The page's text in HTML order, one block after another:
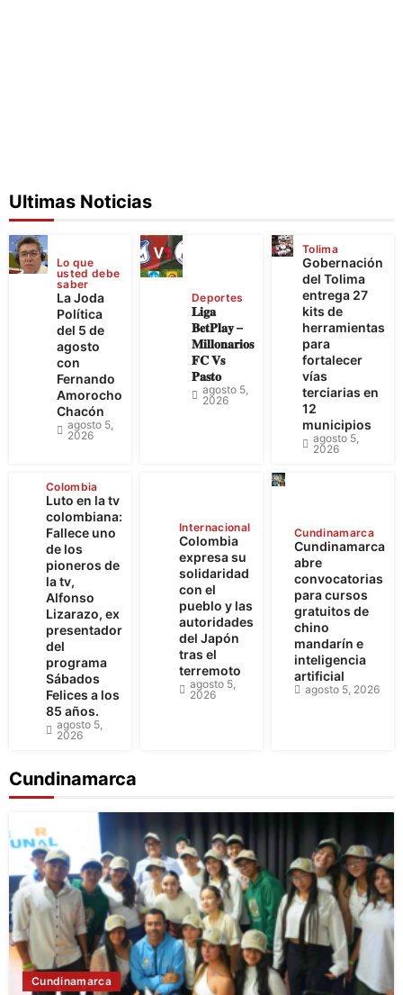
Ultimas Noticias
Lo que
usted debe
saber
La Joda
Política
del 5 de
agosto
con
Fernando
Amorocho
Chacón
agosto 5,
2026
Deportes
𝐋𝐢𝐠𝐚
𝐁𝐞𝐭𝐏𝐥𝐚𝐲 –
𝐌𝐢𝐥𝐥𝐨𝐧𝐚𝐫𝐢𝐨𝐬
𝐅𝐂 𝐕𝐬
𝐏𝐚𝐬𝐭𝐨
agosto 5,
2026
Tolima
Gobernación
del Tolima
entrega 27
kits de
herramientas
para
fortalecer
vías
terciarias en
12
municipios
agosto 5,
2026
Colombia
Luto en la tv
colombiana:
Fallece uno
de los
pioneros de
la tv,
Alfonso
Lizarazo, ex
presentador
del
programa
Sábados
Felices a los
85 años.
agosto 5,
2026
Internacional
Colombia
expresa su
solidaridad
con el
pueblo y las
autoridades
del Japón
tras el
terremoto
agosto 5,
2026
Cundinamarca
Cundinamarca
abre
convocatorias
para cursos
gratuitos de
chino
mandarín e
inteligencia
artificial
agosto 5, 2026
Cundinamarca
Cundinamarca